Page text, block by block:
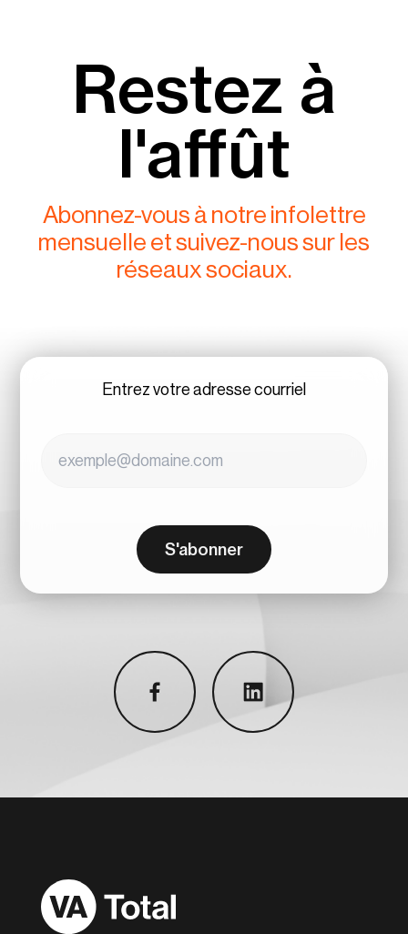
Restez à
l'affût
Abonnez-vous à notre infolettre
mensuelle et suivez-nous sur les
réseaux sociaux.
Entrez votre adresse courriel
S'abonner
facebook linkedin
Accueil